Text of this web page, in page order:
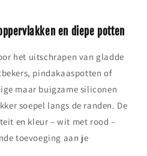
en diepe potten
het uitschrapen van gladde
pindakaaspotten of
maar buigzame siliconen
soepel langs de randen. De
en kleur – wit met rood –
toevoeging aan je